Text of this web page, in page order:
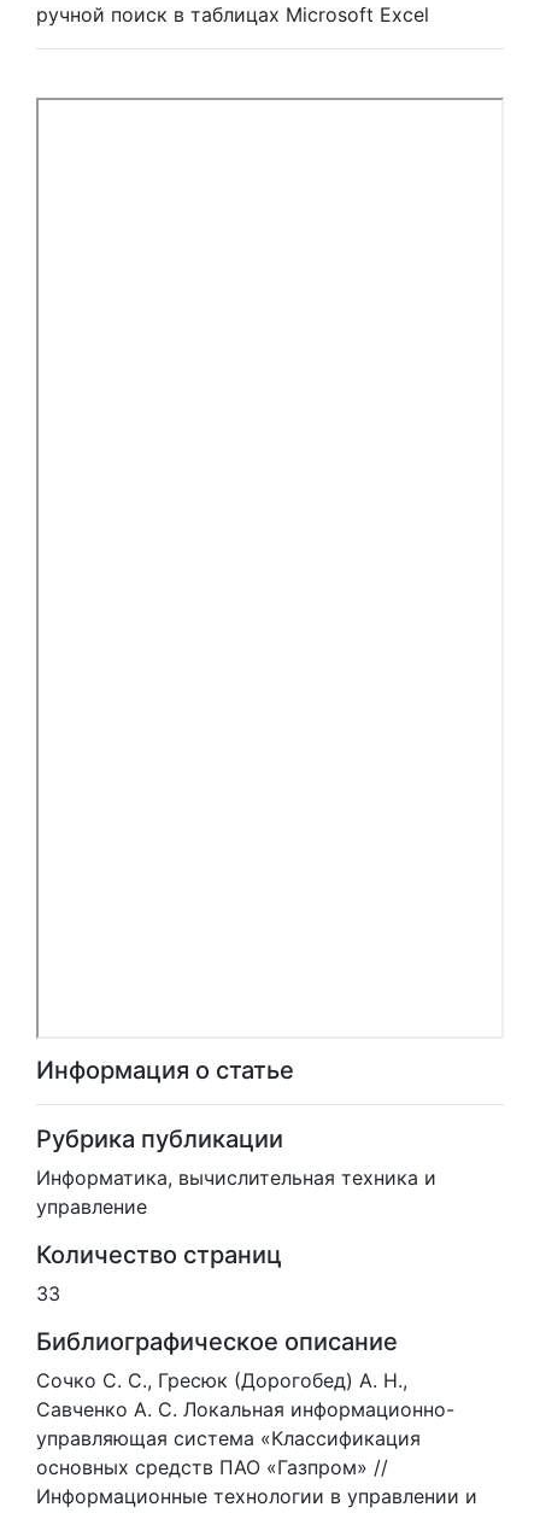
ручной поиск в таблицах Microsoft Excel
Информация о статье
Рубрика публикации
Информатика, вычислительная техника и
управление
Количество страниц
33
Библиографическое описание
Сочко С. С., Гресюк (Дорогобед) А. Н.,
Савченко А. С. Локальная информационно-
управляющая система «Классификация
основных средств ПАО «Газпром» //
Информационные технологии в управлении и